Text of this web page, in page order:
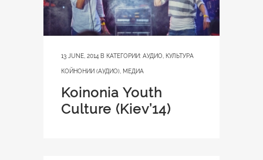
13 JUNE, 2014 В КАТЕГОРИИ: АУДИО КУЛЬТУРА
КОЙНОНИИ (АУДИО) МЕДИА
Koinonia Youth
Culture (Kiev’14)